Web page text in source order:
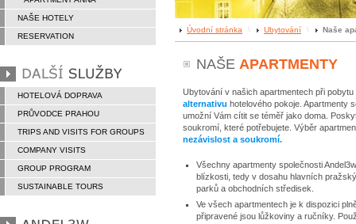
Úvodní stránka \ Ubytování \ Naše
NAŠE APARTMENTY
Ubytování v našich apartmentech při
alternativu hotelového pokoje. Apartmenty
umožní Vám cítit se téměř jako doma.
soukromí, které potřebujete. Výběr
nezávislost a soukromí.
Všechny apartmenty společnosti
blízkosti, tedy v dosahu hlavních
parků a obchodních středisek.
Ve všech apartmentech je k dispozici
připravené jsou lůžkoviny a ručníky.
NAŠE HOTELY
RESERVATION
HOTELOVÁ DOPRAVA
PRŮVODCE PRAHOU
TRIPS AND VISITS FOR GROUPS
COMPANY VISITS
GROUP PROGRAM
SUSTAINABLE TOURS